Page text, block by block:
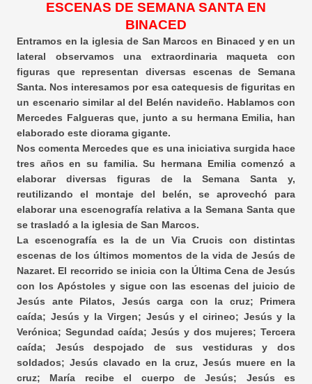
ESCENAS DE SEMANA SANTA EN
BINACED
Entramos en la iglesia de San Marcos en Binaced y en un
lateral observamos una extraordinaria maqueta con
figuras que representan diversas escenas de Semana
Santa. Nos interesamos por esa catequesis de figuritas en
un escenario similar al del Belén navideño. Hablamos con
Mercedes Falgueras que, junto a su hermana Emilia, han
elaborado este diorama gigante.
Nos comenta Mercedes que es una iniciativa surgida hace
tres años en su familia. Su hermana Emilia comenzó a
elaborar diversas figuras de la Semana Santa y,
reutilizando el montaje del belén, se aprovechó para
elaborar una escenografía relativa a la Semana Santa que
se trasladó a la iglesia de San Marcos.
La escenografía es la de un Via Crucis con distintas
escenas de los últimos momentos de la vida de Jesús de
Nazaret. El recorrido se inicia con la Última Cena de Jesús
con los Apóstoles y sigue con las escenas del juicio de
Jesús ante Pilatos, Jesús carga con la cruz; Primera
caída; Jesús y la Virgen; Jesús y el cirineo; Jesús y la
Verónica; Segundad caída; Jesús y dos mujeres; Tercera
caída; Jesús despojado de sus vestiduras y dos
soldados; Jesús clavado en la cruz, Jesús muere en la
cruz; María recibe el cuerpo de Jesús; Jesús es